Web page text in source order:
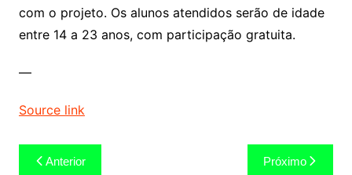
com o projeto. Os alunos atendidos serão de idade
entre 14 a 23 anos, com participação gratuita.
—
Source link
Navegação
Anterior Próximo